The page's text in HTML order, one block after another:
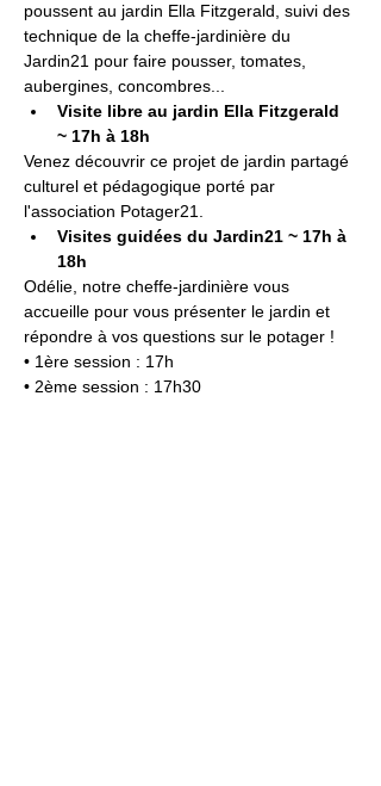
poussent au jardin Ella Fitzgerald, suivi des
technique de la cheffe-jardinière du
Jardin21 pour faire pousser, tomates,
aubergines, concombres...
Visite libre au jardin Ella Fitzgerald
~ 17h à 18h
Venez découvrir ce projet de jardin partagé
culturel et pédagogique porté par
l'association Potager21.
Visites guidées du Jardin21 ~ 17h à
18h
Odélie, notre cheffe-jardinière vous
accueille pour vous présenter le jardin et
répondre à vos questions sur le potager !
• 1ère session : 17h
• 2ème session : 17h30